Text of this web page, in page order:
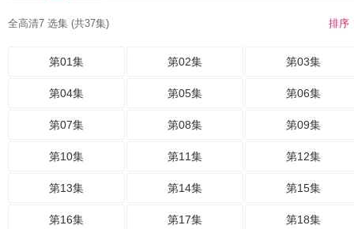
全高清7 选集 (共37集) 排序
第01集 第02集 第03集
第04集 第05集 第06集
第07集 第08集 第09集
第10集 第11集 第12集
第13集 第14集 第15集
第16集 第17集 第18集